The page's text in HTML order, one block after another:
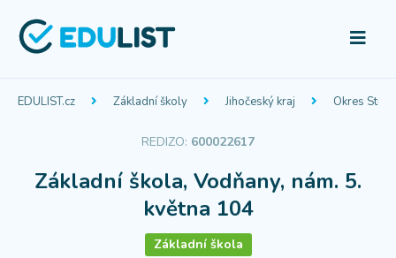
EDULIST.cz Základní školy Jihočeský kraj Okres
REDIZO: 600022617
Základní škola, Vodňany, nám. 5.
května 104
Základní škola